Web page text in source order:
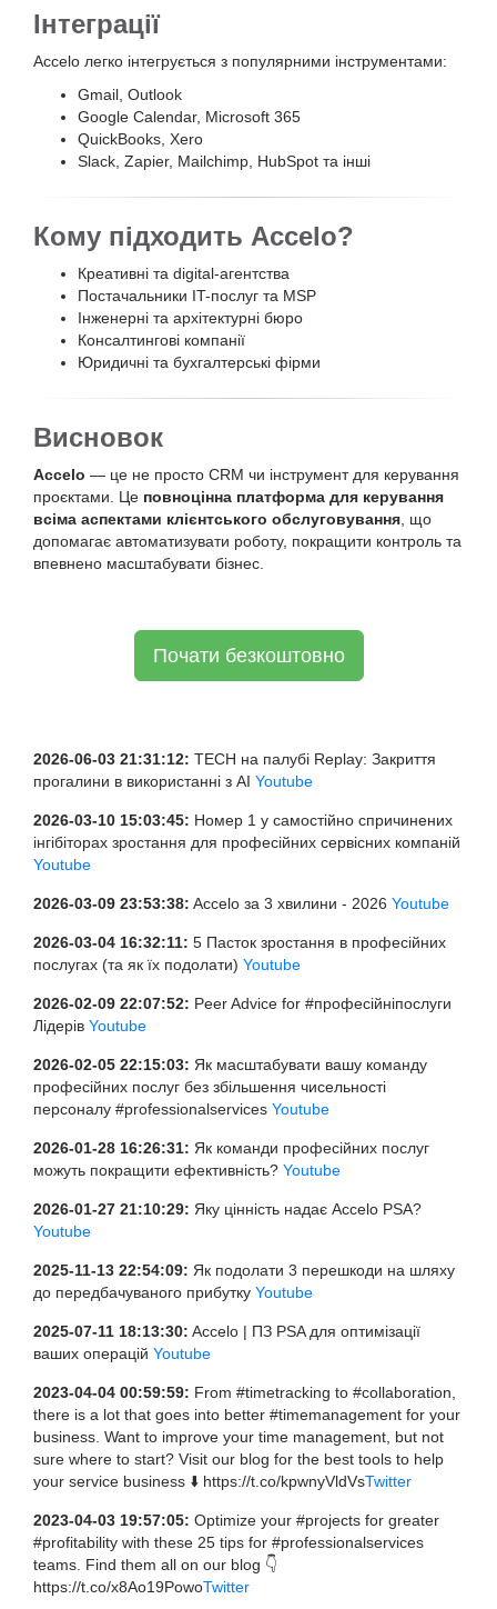
Інтеграції
Accelo легко інтегрується з популярними інструментами:
Gmail, Outlook
Google Calendar, Microsoft 365
QuickBooks, Xero
Slack, Zapier, Mailchimp, HubSpot та інші
Кому підходить Accelo?
Креативні та digital-агентства
Постачальники IT-послуг та MSP
Інженерні та архітектурні бюро
Консалтингові компанії
Юридичні та бухгалтерські фірми
Висновок
Accelo — це не просто CRM чи інструмент для керування
проєктами. Це повноцінна платформа для керування
всіма аспектами клієнтського обслуговування , що
допомагає автоматизувати роботу, покращити контроль та
впевнено масштабувати бізнес.
Почати безкоштовно
2026-06-03 21:31:12: TECH на палубі Replay: Закриття
прогалини в використанні з AI Youtube
2026-03-10 15:03:45: Номер 1 у самостійно спричинених
інгібіторах зростання для професійних сервісних компаній
Youtube
2026-03-09 23:53:38: Accelo за 3 хвилини - 2026 Youtube
2026-03-04 16:32:11: 5 Пасток зростання в професійних
послугах (та як їх подолати) Youtube
2026-02-09 22:07:52: Peer Advice for #професійніпослуги
Лідерів Youtube
2026-02-05 22:15:03: Як масштабувати вашу команду
професійних послуг без збільшення чисельності
персоналу #professionalservices Youtube
2026-01-28 16:26:31: Як команди професійних послуг
можуть покращити ефективність? Youtube
2026-01-27 21:10:29: Яку цінність надає Accelo PSA?
Youtube
2025-11-13 22:54:09: Як подолати 3 перешкоди на шляху
до передбачуваного прибутку Youtube
2025-07-11 18:13:30: Accelo | ПЗ PSA для оптимізації
ваших операцій Youtube
2023-04-04 00:59:59: From #timetracking to #collaboration,
there is a lot that goes into better #timemanagement for your
business. Want to improve your time management, but not
sure where to start? Visit our blog for the best tools to help
your service business ⬇️ https://t.co/kpwnyVldVsTwitter
2023-04-03 19:57:05: Optimize your #projects for greater
#profitability with these 25 tips for #professionalservices
teams. Find them all on our blog 👇
https://t.co/x8Ao19PowoTwitter